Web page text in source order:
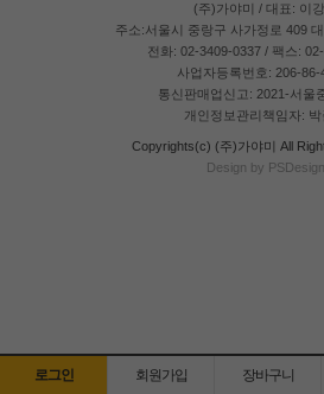
(주)가야미 / 대표: 이
주소:서울시 중랑구 사가정로 409
전화: 02-3409-0337 / 팩스:
사업자등록번호: 206-86-
통신판매업신고: 2021-서울
개인정보관리책임자: 박
Copyrights(c) (주)가야미 All
Design by PSDesign
로그인 회원가입 장바구니